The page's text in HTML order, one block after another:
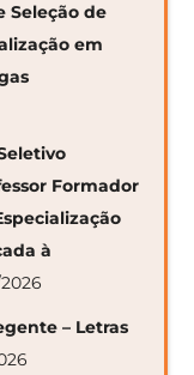
Seleção de
em
Formador
à
– Letras